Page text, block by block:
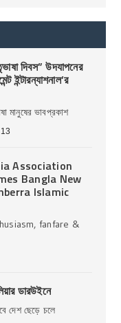
দিবস” উদযাপনের
ইন্টারন্যাশনাল’র
মানুষের ভাবপ্রকাশ
Association
Bangla New
Islamic
fanfare &
ডারউইনে
দেশ ছেড়ে চলে